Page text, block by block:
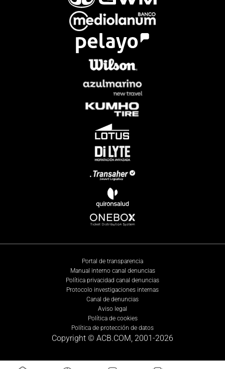
Portal de transparencia
Manual interno canal denuncias
Política privacidad canal denuncias
Protocolo investigaciones internas
Canal de denuncias
Aviso legal
Política de cookies
Política de protección de datos
Copyright © ACB.COM, 2001-2026